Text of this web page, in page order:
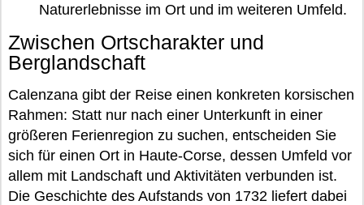
Naturerlebnisse im Ort und im weiteren Umfeld.
Zwischen Ortscharakter und
Berglandschaft
Calenzana gibt der Reise einen konkreten korsischen
Rahmen: Statt nur nach einer Unterkunft in einer
größeren Ferienregion zu suchen, entscheiden Sie
sich für einen Ort in Haute-Corse, dessen Umfeld vor
allem mit Landschaft und Aktivitäten verbunden ist.
Die Geschichte des Aufstands von 1732 liefert dabei